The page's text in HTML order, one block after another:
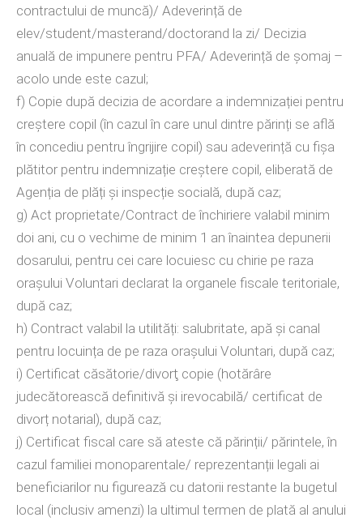
contractului de muncă)/ Adeverință de
elev/student/masterand/doctorand la zi/ Decizia
anuală de impunere pentru PFA/ Adeverință de șomaj –
acolo unde este cazul;
f) Copie după decizia de acordare a indemnizației pentru
creștere copil (în cazul în care unul dintre părinți se află
în concediu pentru îngrijire copil) sau adeverință cu fișa
plătitor pentru indemnizație creștere copil, eliberată de
Agenția de plăți și inspecție socială, după caz;
g) Act proprietate/Contract de închiriere valabil minim
doi ani, cu o vechime de minim 1 an înaintea depunerii
dosarului, pentru cei care locuiesc cu chirie pe raza
orașului Voluntari declarat la organele fiscale teritoriale,
după caz;
h) Contract valabil la utilități: salubritate, apă și canal
pentru locuința de pe raza orașului Voluntari, după caz;
i) Certificat căsătorie/divorţ copie (hotărâre
judecătorească definitivă și irevocabilă/ certificat de
divorț notarial), după caz;
j) Certificat fiscal care să ateste că părinții/ părintele, în
cazul familiei monoparentale/ reprezentanții legali ai
beneficiarilor nu figurează cu datorii restante la bugetul
local (inclusiv amenzi) la ultimul termen de plată al anului